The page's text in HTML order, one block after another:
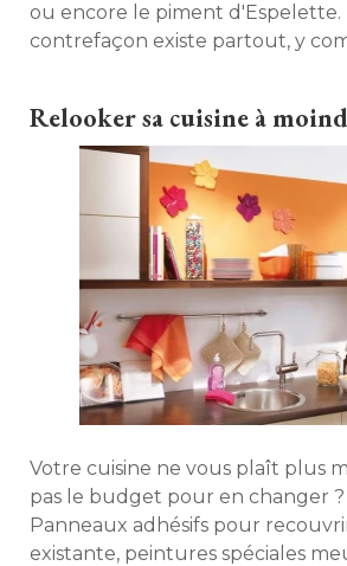
ou encore le piment d'Espelette.
contrefaçon existe partout, y
de Marseille d'une pâle copie.
Relooker sa cuisine à
Votre cuisine ne vous plaît plus
pas le budget pour en changer ?
Panneaux adhésifs pour
existante, peintures spéciales